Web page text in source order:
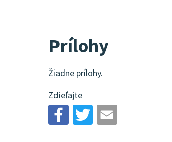
Prílohy
Žiadne prílohy.
Zdieľajte